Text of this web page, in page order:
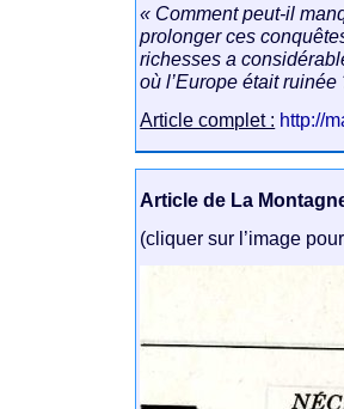
« Comment peut-il
prolonger ces
richesses a
où l’Europe était ruinée
Article complet : http://
Article de La
(cliquer sur l’image